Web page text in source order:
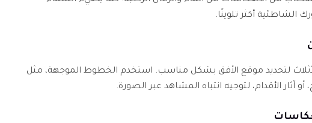
الشاطئية أكثر تلوينًا.
لتحديد موقع الأفق بشكل مناسب. استخدم الخطوط الموجهة، مثل
أو آثار الأقدام، لتوجيه انتباه المشاهد عبر الصورة.